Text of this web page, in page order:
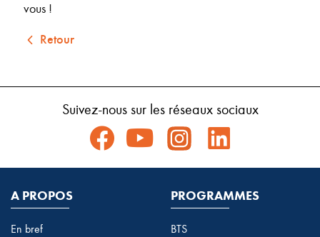
vous !
Retour
Suivez-nous sur les réseaux sociaux
A PROPOS
En bref
PROGRAMMES
BTS